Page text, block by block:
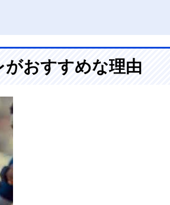
おすすめな理由